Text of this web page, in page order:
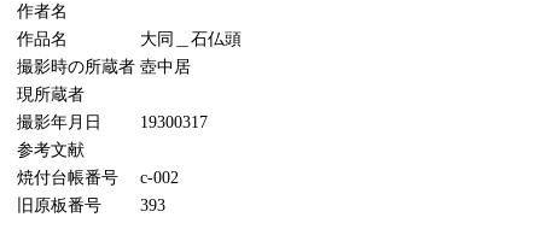
作者名
作品名
大同＿石仏頭
撮影時の所蔵者 壺中居
現所蔵者
撮影年月日
19300317
参考文献
焼付台帳番号
c-002
旧原板番号
393